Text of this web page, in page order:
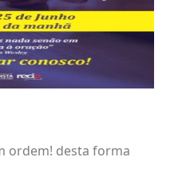
ordem! desta forma